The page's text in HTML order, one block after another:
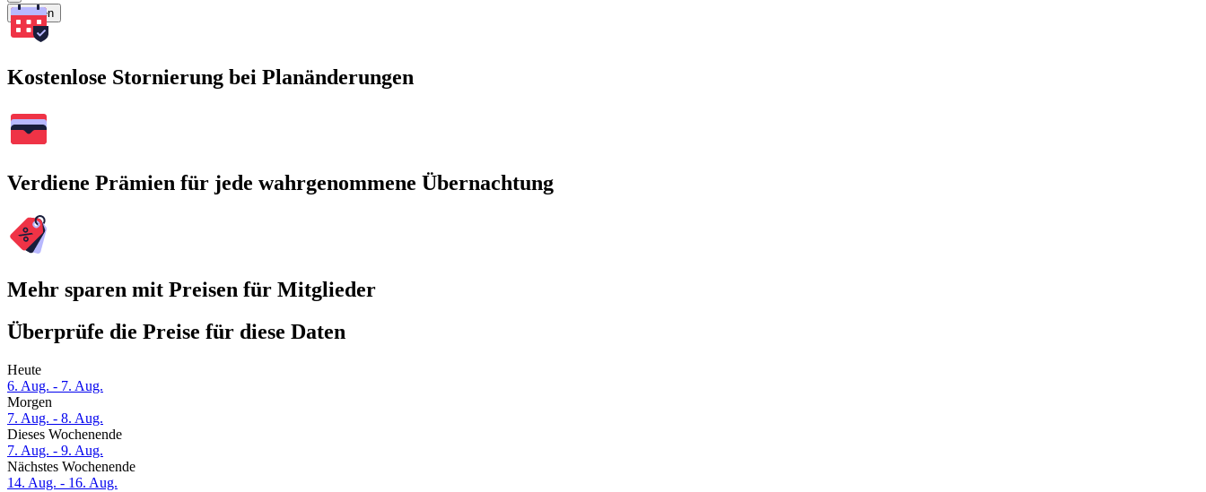
Suchen
Kostenlose Stornierung bei Planänderungen
Verdiene Prämien für jede wahrgenommene Übernachtung
Mehr sparen mit Preisen für Mitglieder
Überprüfe die Preise für diese Daten
Heute
6. Aug. - 7. Aug.
Morgen
7. Aug. - 8. Aug.
Dieses Wochenende
7. Aug. - 9. Aug.
Nächstes Wochenende
14. Aug. - 16. Aug.